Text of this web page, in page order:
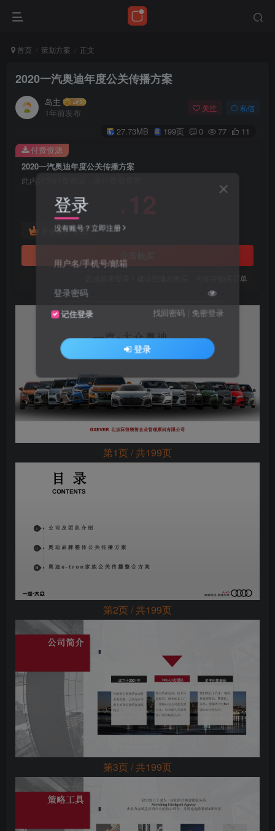
首页 策划方案 正文
2020一汽奥迪年度公关传播方案
岛主
1年前发布
关注 私信
27.73MB 199页 0 77 11
2020一汽奥迪年度公关传播方案
此内容为付费资源，请付费后查看
黄金会员免费
您当前未登录！建议登陆后购买，可保存购买订单
付费资源
第1页 / 共199页
第2页 / 共199页
第3页 / 共199页
登录
没有账号？立即注册
用户名/手机号/邮箱
登录密码
记住登录 找回密码 免密登录
登录